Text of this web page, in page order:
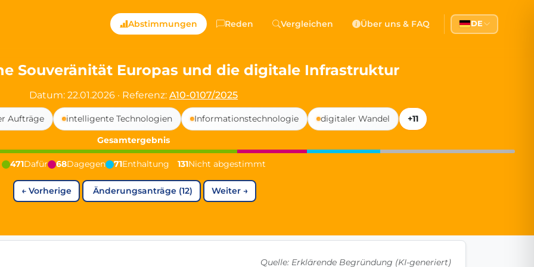
Directly Shaping Democracy
political party in Germany dedicated to digital democracy, government transparency, and citizen
since 2024
PdF co-founder
youngest mayor at 19 years old
democracy").
Abstimmungen Reden Vergleichen Über uns & FAQ DE
Souveränität Europas und die digitale Infrastruktur
Datum: 22.01.2026 · Referenz: A10-0107/2025
Aufträge intelligente Technologien Informationstechnologie digitaler Wandel
+11
Gesamtergebnis
471Dafür 68Dagegen 71Enthaltung 131Nicht abgestimmt
← Vorherige Änderungsanträge (12) Weiter →
Quelle: Erklärende Begründung (KI-generiert)